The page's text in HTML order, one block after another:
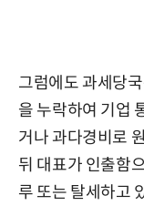
그럼에도 과세당
을 누락하여 기업
거나 과다경비로
뒤 대표가 인출함
루 또는 탈세하고